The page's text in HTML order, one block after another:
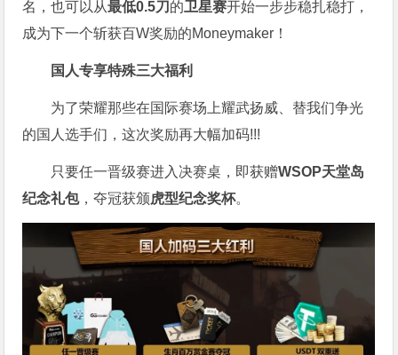
名，也可以从最低0.5刀 的卫星赛开始一步步稳扎稳打，
成为下一个斩获百W奖励的Moneymaker！
国人专享特殊三大福利
为了荣耀那些在国际赛场上耀武扬威、替我们争光
的国人选手们，这次奖励再大幅加码!!!
只要任一晋级赛进入决赛桌，即获赠WSOP天堂岛
纪念礼包，夺冠获颁虎型纪念奖杯。